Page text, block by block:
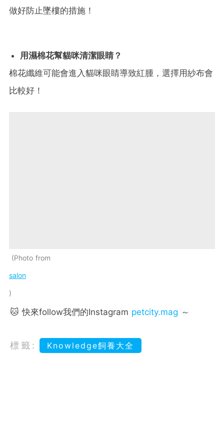
做好防止墜樓的措施！
用濕棉花幫貓咪清潔眼睛？
棉花纖維可能會進入貓咪眼睛導致紅腫，選擇用紗布會
比較好！
Photo from
salon
🐱 快來follow我們的Instagram petcity.mag ～
標籤: Knowledge飼養大全